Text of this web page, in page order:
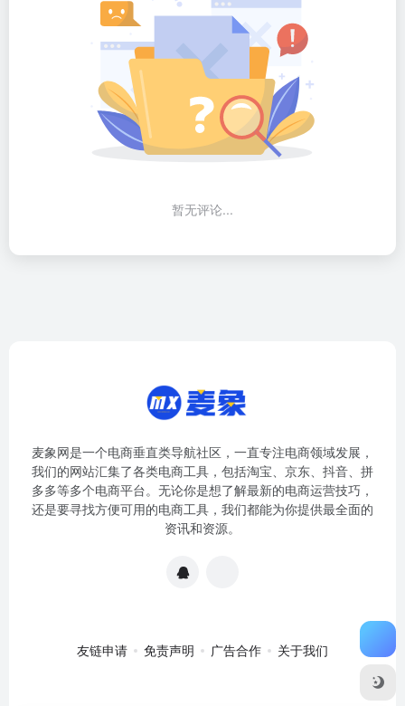
暂无评论...
麦象网是一个电商垂直类导航社区，一直专注电商领域发展，
我们的网站汇集了各类电商工具，包括淘宝、京东、抖音、拼
多多等多个电商平台。无论你是想了解最新的电商运营技巧，
还是要寻找方便可用的电商工具，我们都能为你提供最全面的
资讯和资源。
友链申请 免责声明 广告合作 关于我们